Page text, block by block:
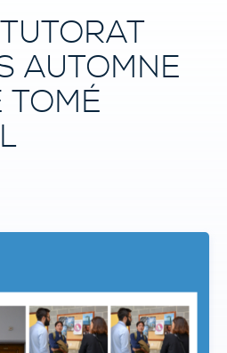
SOUTENIR
AUTOMNE
TOMÉ